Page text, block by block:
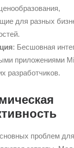
для разных
: Бесшовная
приложениями
разработчиков.
проблем